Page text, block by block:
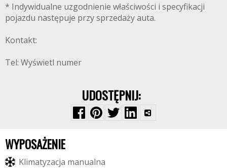
* Indywidualne uzgodnienie właściwości i specyfikacji
pojazdu następuje przy sprzedaży auta.
Kontakt:
Tel: Wyświetl numer
UDOSTĘPNIJ:
WYPOSAŻENIE
Klimatyzacja manualna